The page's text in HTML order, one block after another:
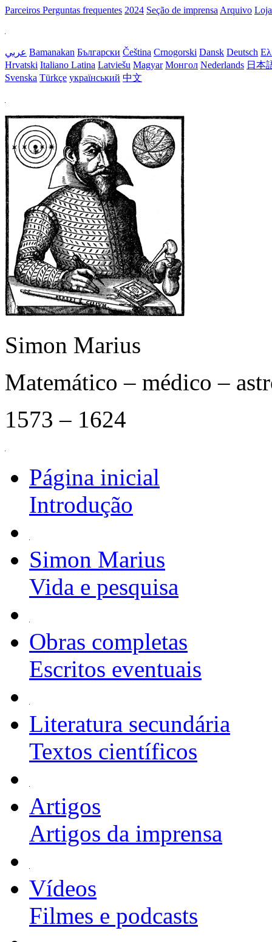
Parceiros Perguntas frequentes 2024 Seção de imprensa Arquivo
عربي Bamanakan Български Čeština Crnogorski Dansk Deutsch
Hrvatski Italiano Latina Latviešu Magyar Монгол Nederlands 日本
Svenska Türkçe український 中文
Simon Marius
Matemático – médico –
1573 – 1624
Página inicial
Introdução
Simon Marius
Vida e pesquisa
Obras completas
Escritos eventuais
Literatura secundária
Textos científicos
Artigos
Artigos da imprensa
Vídeos
Filmes e podcasts